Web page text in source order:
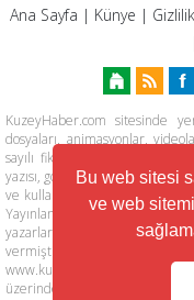
Bu web sitesi
ve web
Ana Sayfa | Künye |
KuzeyHaber.com sitesinde
dosyaları, animasyonlar,
sayılı fikir ve sanat eserleri
yazısı, görsel, belge ve
ve kullanılması durumunda her
Yayınlanan köşe
yazarları sorumludur.
vermiştir. Web Sitemiz
www.kuzeyhaber.com
üzerinden yayın yapmaktadır.